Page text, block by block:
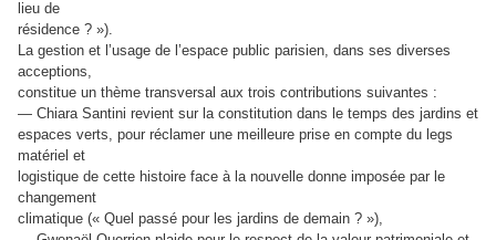
lieu de
résidence ? »).
La gestion et l’usage de l’espace public parisien, dans ses diverses
acceptions,
constitue un thème transversal aux trois contributions suivantes :
— Chiara Santini revient sur la constitution dans le temps des jardins et
espaces verts, pour réclamer une meilleure prise en compte du legs
matériel et
logistique de cette histoire face à la nouvelle donne imposée par le
changement
climatique (« Quel passé pour les jardins de demain ? »),